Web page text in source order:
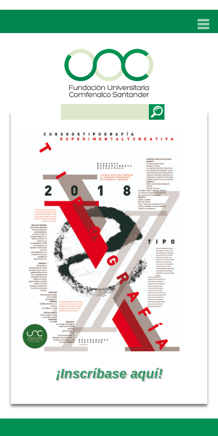
UNC
ADMISIONES
PROGRAMAS
TÉCNICOS LABORALES
BIENESTAR
BIBLIOTECA
INVESTIGACIONES
EDUCACIÓN CONTINUA
NOTICIAS
¡Inscríbase aquí!